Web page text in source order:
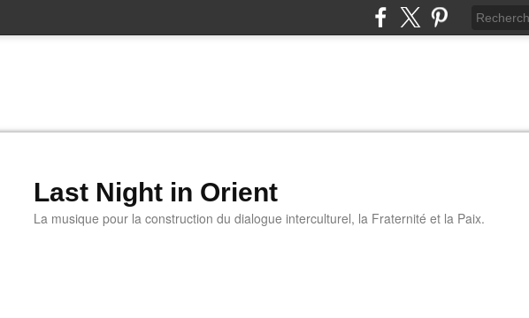
Last Night in Orient
La musique pour la construction du dialogue interculturel, la Fraternité et la Paix.